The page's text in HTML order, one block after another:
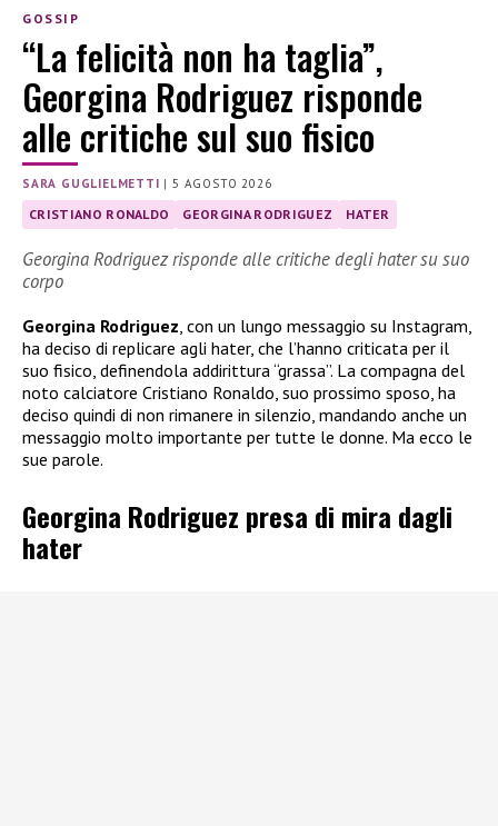
GOSSIP
“La felicità non ha taglia”,
Georgina Rodriguez risponde
alle critiche sul suo fisico
SARA GUGLIELMETTI |5 AGOSTO 2026
CRISTIANO RONALDO GEORGINA RODRIGUEZ HATER
Georgina Rodriguez risponde alle critiche degli hater su suo
corpo
Georgina Rodriguez, con un lungo messaggio su Instagram,
ha deciso di replicare agli hater, che l’hanno criticata per il
suo fisico, definendola addirittura “grassa”. La compagna del
noto calciatore Cristiano Ronaldo, suo prossimo sposo, ha
deciso quindi di non rimanere in silenzio, mandando anche un
messaggio molto importante per tutte le donne. Ma ecco le
sue parole.
Georgina Rodriguez presa di mira dagli
hater